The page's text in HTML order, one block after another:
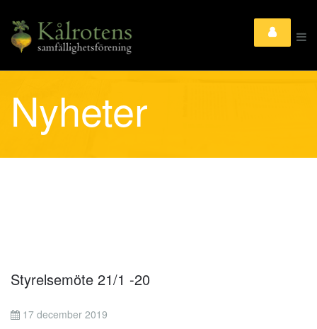
Nyheter
Styrelsemöte 21/1 -20
17 december 2019